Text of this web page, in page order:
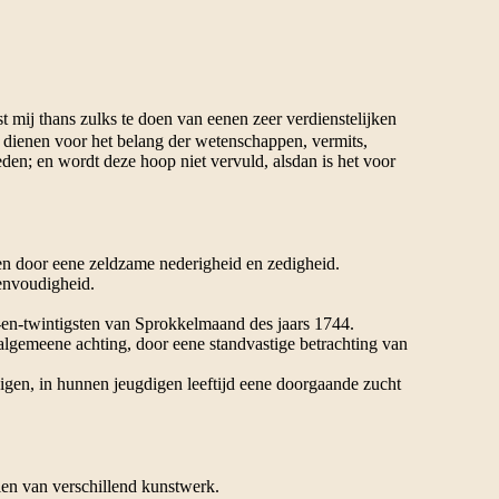
thans zulks te doen van eenen zeer verdienstelijken
voor het belang der wetenschappen, vermits,
en wordt deze hoop niet vervuld, alsdan is het voor
door eene zeldzame nederigheid en zedigheid.
twintigsten van Sprokkelmaand des jaars 1744.
achting, door eene standvastige betrachting van
in hunnen jeugdigen leeftijd eene doorgaande zucht
van verschillend kunstwerk.